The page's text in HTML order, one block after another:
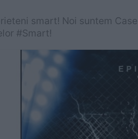
smart! Noi suntem